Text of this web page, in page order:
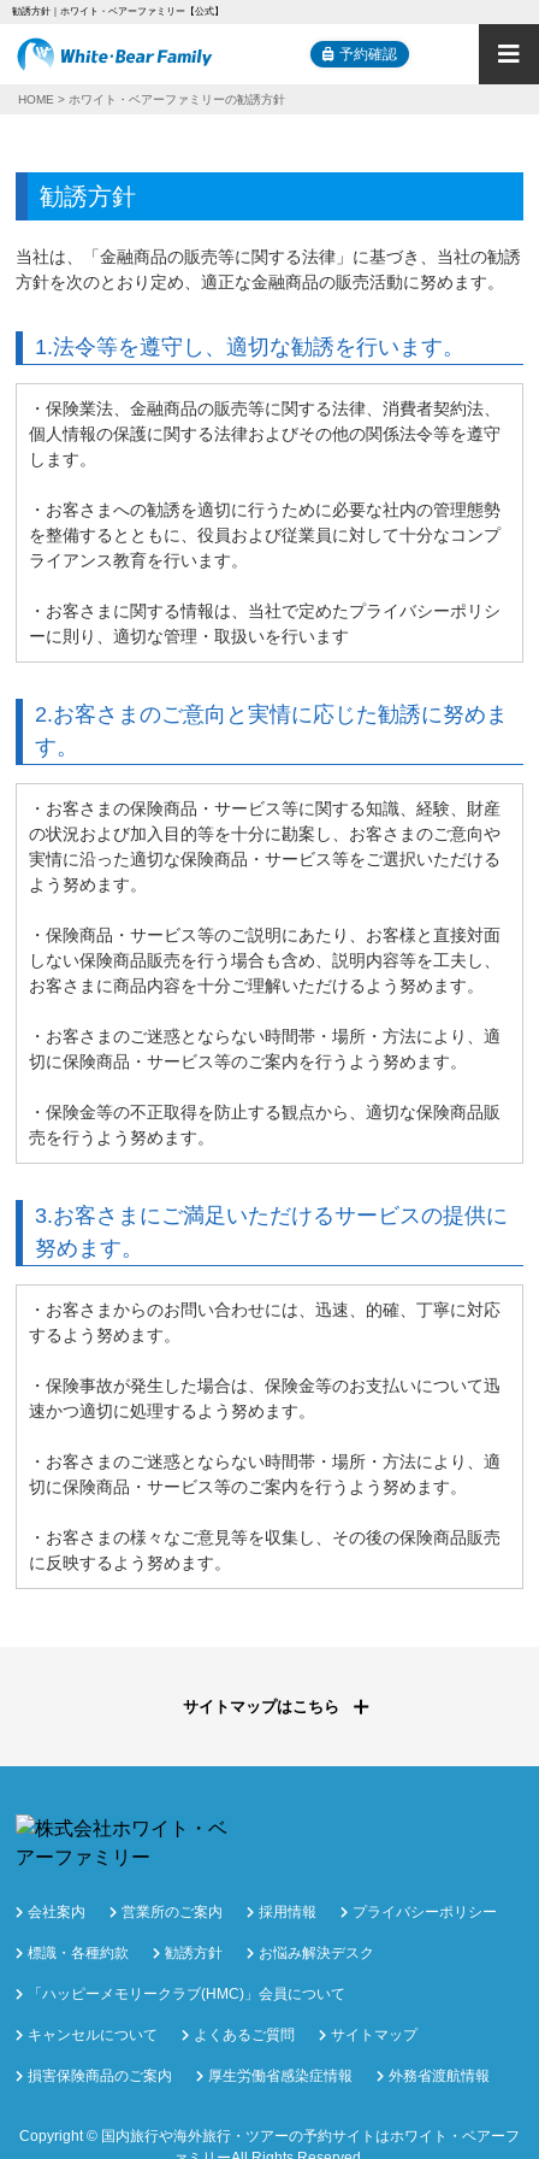
勧誘方針｜ホワイト・ベアーファミリー【公式】
予約確認
営業時間
月～金曜日 10:00～17:00
土・日・祝日 休業
HOME ホワイト・ベアーファミリーの勧誘方針
勧誘方針
当社は、「金融商品の販売等に関する法律」に基づき、当社の勧誘
方針を次のとおり定め、適正な金融商品の販売活動に努めます。
1.法令等を遵守し、適切な勧誘を行います。
・保険業法、金融商品の販売等に関する法律、消費者契約法、
個人情報の保護に関する法律およびその他の関係法令等を遵守
します。
・お客さまへの勧誘を適切に行うために必要な社内の管理態勢
を整備するとともに、役員および従業員に対して十分なコンプ
ライアンス教育を行います。
・お客さまに関する情報は、当社で定めたプライバシーポリシ
ーに則り、適切な管理・取扱いを行います
2.お客さまのご意向と実情に応じた勧誘に努めま
す。
・お客さまの保険商品・サービス等に関する知識、経験、財産
の状況および加入目的等を十分に勘案し、お客さまのご意向や
実情に沿った適切な保険商品・サービス等をご選択いただける
よう努めます。
・保険商品・サービス等のご説明にあたり、お客様と直接対面
しない保険商品販売を行う場合も含め、説明内容等を工夫し、
お客さまに商品内容を十分ご理解いただけるよう努めます。
・お客さまのご迷惑とならない時間帯・場所・方法により、適
切に保険商品・サービス等のご案内を行うよう努めます。
・保険金等の不正取得を防止する観点から、適切な保険商品販
売を行うよう努めます。
3.お客さまにご満足いただけるサービスの提供に
努めます。
・お客さまからのお問い合わせには、迅速、的確、丁寧に対応
するよう努めます。
・保険事故が発生した場合は、保険金等のお支払いについて迅
速かつ適切に処理するよう努めます。
・お客さまのご迷惑とならない時間帯・場所・方法により、適
切に保険商品・サービス等のご案内を行うよう努めます。
・お客さまの様々なご意見等を収集し、その後の保険商品販売
に反映するよう努めます。
サイトマップはこちら
会社案内 営業所のご案内 採用情報 プライバシーポリシー
標識・各種約款 勧誘方針 お悩み解決デスク
「ハッピーメモリークラブ(HMC)」会員について
キャンセルについて よくあるご質問 サイトマップ
損害保険商品のご案内 厚生労働省感染症情報 外務省渡航情報
Copyright © 国内旅行や海外旅行・ツアーの予約サイトはホワイト・ベアーフ